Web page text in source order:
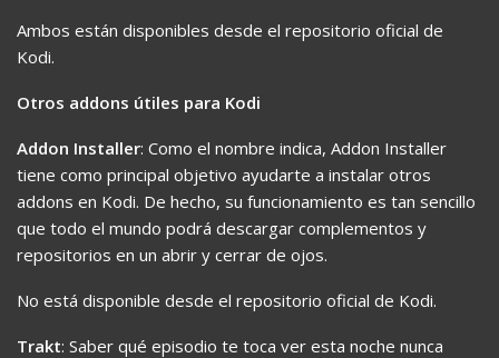
Ambos están disponibles desde el repositorio oficial de
Kodi.
Otros addons útiles para Kodi
Addon Installer: Como el nombre indica, Addon Installer
tiene como principal objetivo ayudarte a instalar otros
addons en Kodi. De hecho, su funcionamiento es tan sencillo
que todo el mundo podrá descargar complementos y
repositorios en un abrir y cerrar de ojos.
No está disponible desde el repositorio oficial de Kodi.
Trakt: Saber qué episodio te toca ver esta noche nunca